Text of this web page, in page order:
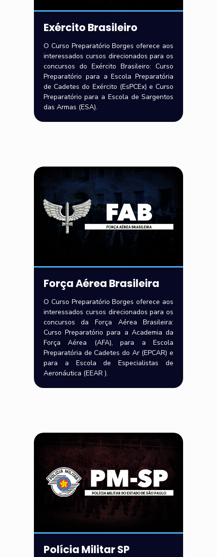
Exército Brasileiro
O Curso Preparatório Borges oferece aos
interessados cursos direcionados para os
concursos do Exército Brasileiro: Curso
Preparatório para a Escola Preparatória
de Cadetes do Exército (EsPCEx) e Curso
Preparatório para a Escola de Sargentos
das Armas (ESA).
Força Aérea Brasileira
O Curso Preparatório Borges oferece aos
interessados cursos direcionados para os
concursos da Força Aérea Brasileira:
Curso Preparatório para a Academia da
Força Aérea (AFA), para a Escola
Preparatória de Cadetes do Ar (EPCAR) e
para a Escola de Especialistas de
Aeronáutica (EEAR ).
Polícia Militar SP